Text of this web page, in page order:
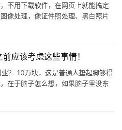
不用下载软件，在网页上就能搞定
像处理，像证件照处理、黑白照片
应该考虑这些事情！
？ 10万块，这是普通人垫起脚够得
在于脑子怎么想，如果脑子里没东